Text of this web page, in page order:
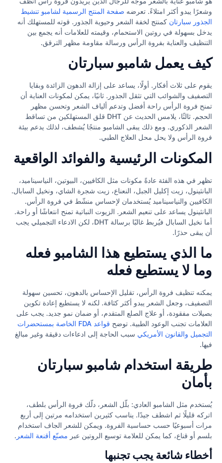
وشعرًا يبدو أكثر امتلاءً. تعرضه صفحة المنتج الرسمية لشامبو تنشيط
الجذور سبارتان كمنتج لخفة الشعر وحيوية الجذور. قوته للمستهلك أنه
يدخل بسهولة في روتين الاستحمام، وقيمته للعلامات أنه يجمع بين
التنظيف والعناية بفروة الرأس ورسالة مقاومة مظهر الترقق.
كيف يعمل شامبو سبارتان
يقوم على ثلاث أفكار. أولًا، يساعد على إزالة الدهون الزائدة وبقايا
التصفيف والشوائب التي تثقل الجذور. ثانيًا، يمكن لمكونات العناية أن
تمنح فروة الرأس راحة أفضل وتدعم ألياف الشعر وتحسن مظهر
الحجم. ثالثًا، يلامس الحديث عن DHT قلق المستهلكين من تساقط
الشعر الذكوري. ومع ذلك يبقى الشامبو منتجًا يُشطف، لذلك يدعم بيئة
فروة الرأس ولا يحل محل العلاج الطبي.
المكونات الرئيسية والفوائد الواقعية
تظهر في هذه الفئة عادةً مكونات مثل الكافيين، البيوتين، النياسيناميد،
البانثينول، زيت إكليل الجبل، النعناع، زيت شجرة الشاي، ونخيل السابال.
الكافيين والنياسيناميد يُستخدمان لإحساس منشّط في فروة الرأس.
البانثينول يساعد على تنعيم الشعر. الزيوت النباتية تمنح انتعاشًا أو راحة.
أما نخيل السابال فيُربط غالبًا برسالة DHT، لكن الادعاء التجميلي يجب
أن يبقى حذرًا.
ما الذي يستطيع هذا الشامبو فعله
وما لا يستطيع فعله
يمكنه تنظيف فروة الرأس، تقليل الإحساس بالدهون، تحسين سهولة
التصفيف، وجعل الشعر يبدو أكثر كثافة. لكنه لا يستطيع إعادة تكوين
بصيلات مفقودة، أو علاج الصلع المتقدم، أو ضمان نمو جديد. يجب على
العلامات تجنب الوعود الطبية. توضح
قواعد FDA الخاصة بمستحضرات
التجميل والقانون الأمريكي سبب الحاجة إلى ادعاءات دقيقة وغير مبالغ
فيها.
طريقة استخدام شامبو سبارتان
بأمان
يُستخدم مثل الشامبو العادي: بلّل الشعر، دلّك فروة الرأس بلطف،
اتركه قليلًا ثم اشطف جيدًا. يناسب كثيرين استخدامه مرتين إلى أربع
مرات أسبوعيًا حسب حساسية الفروة. ويمكن للشعر الجاف استخدام
بلسم أو قناع، كما يمكن للعلامة توسيع الروتين عبر مصنّع أقنعة الشعر .
أخطاء شائعة يجب تجنبها